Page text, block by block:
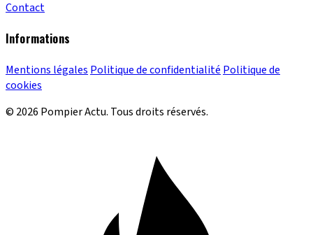
Contact
Informations
Mentions légales Politique de confidentialité Politique de
cookies
© 2026 Pompier Actu. Tous droits réservés.